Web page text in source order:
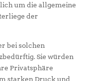
um die allgemeine
der
bei solchen
Sie würden
Privatsphäre
starken Druck und